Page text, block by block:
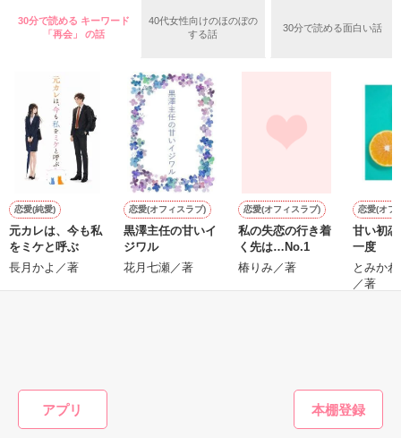
アプリ
この作品は吉井さん直伝の、気持ちをもっと上手に伝える、こ
「ありがとう」「すきです」「ごめんなさい」「だいじょう
ぶ」「よくできました」など、大切な誰かに感謝や好意、励ま
しのメッセージを伝える小さなテクニックについて解説すると
ともに、その言葉を用いることで自分自身を見つめるきっかけ
も促してくれる、「気持ちの伝え方」「自分らしさの磨き方」
作品を読む
30分で読める キーワード
「再会」 の話
40代女性向けのほのぼの
する話
30分で読める面白い話
恋愛(純愛)
元カレは、今も私
をミケと呼ぶ
長月かよ／著
恋愛(オフィスラブ)
黒澤主任の甘いイ
ジワル
花月七瀬／著
恋愛(オフィスラブ)
私の失恋の行き着
く先は…No.1
椿りみ／著
恋愛(オフ
甘い初
一度
とみか
／著